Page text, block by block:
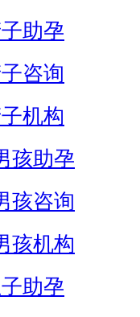
助孕
咨询
机构
孩助孕
孩咨询
孩机构
助孕